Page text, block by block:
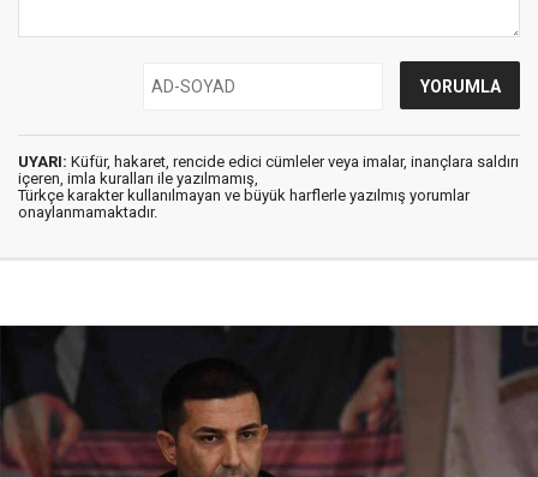
UYARI: Küfür, hakaret, rencide edici cümleler veya imalar, inançlara saldırı
içeren, imla kuralları ile yazılmamış,
Türkçe karakter kullanılmayan ve büyük harflerle yazılmış yorumlar
onaylanmamaktadır.